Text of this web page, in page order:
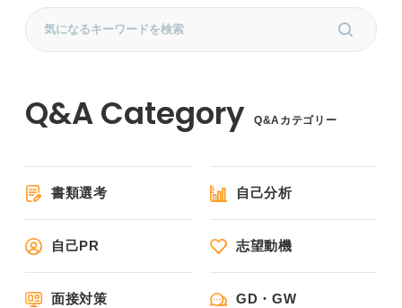
Q&Aカテゴリー
書類選考 自己分析
自己PR 志望動機
面接対策 GD・GW